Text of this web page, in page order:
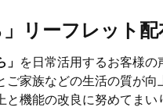
」リーフレット
を日常活用するお客様の
ご家族などの生活の質が向
機能の改良に努めてまい